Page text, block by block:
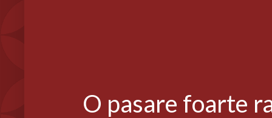
O pasare foarte